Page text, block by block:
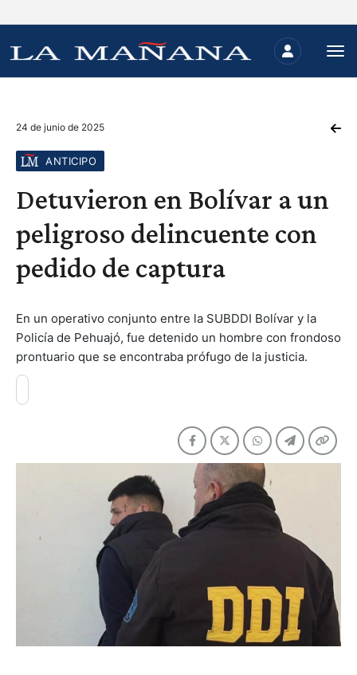
24 de junio de 2025
ANTICIPO
Detuvieron en Bolívar a un
peligroso delincuente con
pedido de captura
En un operativo conjunto entre la SUBDDI Bolívar y la
Policía de Pehuajó, fue detenido un hombre con frondoso
prontuario que se encontraba prófugo de la justicia.